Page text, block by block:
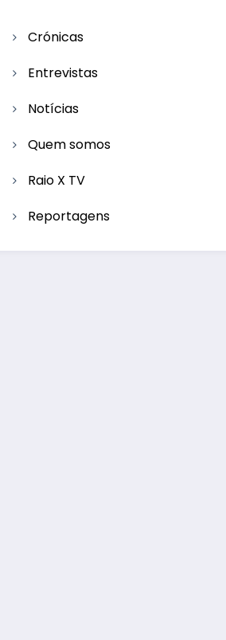
Crónicas
Entrevistas
Notícias
Quem somos
Raio X TV
Reportagens